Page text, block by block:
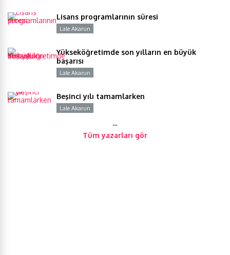
Lisans programlarının süresi
Lale Akarun
Yükseköğretimde son yılların en büyük
başarısı
Lale Akarun
Beşinci yılı tamamlarken
Lale Akarun
…
Tüm yazarları gör